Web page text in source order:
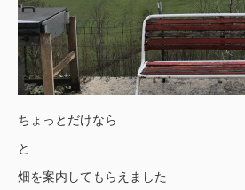
ちょっとだけなら
と
畑を案内してもらえました